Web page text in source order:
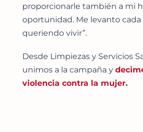
proporcionarle también a mi
oportunidad. Me levanto cada
queriendo vivir”.
Desde Limpiezas y Servicios
unimos a la campaña y
violencia contra la mujer.